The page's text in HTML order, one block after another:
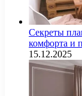
Секреты
комфорта и
15.12.2025